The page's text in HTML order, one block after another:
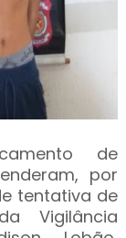
de
por
tentativa de
Vigilância